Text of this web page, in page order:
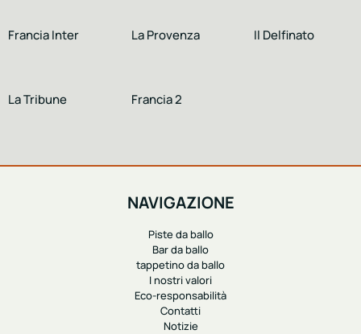
Francia Inter La Provenza Il Delfinato
La Tribune Francia 2
NAVIGAZIONE
Piste da ballo
Bar da ballo
tappetino da ballo
I nostri valori
Eco-responsabilità
Contatti
Notizie